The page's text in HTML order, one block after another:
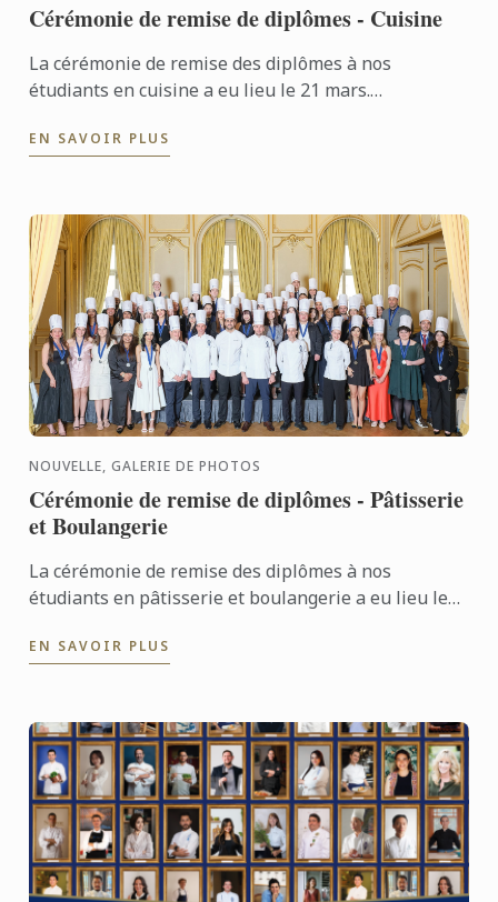
Cérémonie de remise de diplômes - Cuisine
La cérémonie de remise des diplômes à nos
étudiants en cuisine a eu lieu le 21 mars.
bien mérité !
EN SAVOIR PLUS
NOUVELLE, GALERIE DE PHOTOS
Cérémonie de remise de diplômes - Pâtisserie
et Boulangerie
La cérémonie de remise des diplômes à nos
étudiants en pâtisserie et boulangerie a eu lieu le
succès bien ...
EN SAVOIR PLUS